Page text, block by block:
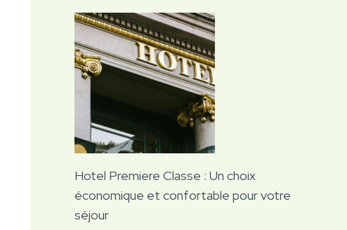
Hotel Premiere Classe : Un choix
économique et confortable pour votre
séjour